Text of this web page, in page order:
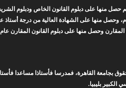
القانون المقارن عام 1963م والماجستير في القانون المقارن عام 1965م.
الكبير بليبيا.